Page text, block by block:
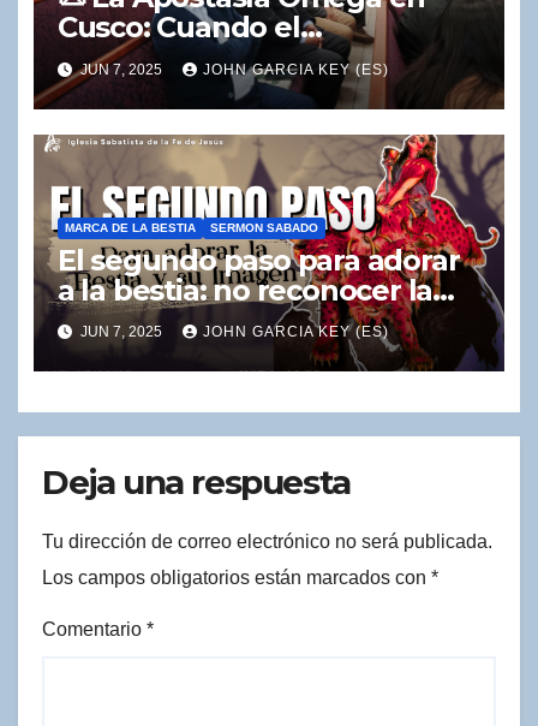
Cusco: Cuando el
Ecumenismo y la Naturaleza
Reemplazan el Mensaje del
Segundo Ángel
JUN 7, 2025 JOHN GARCIA KEY (ES)
MARCA DE LA BESTIA SERMON SABADO
El segundo paso para adorar
a la bestia: no reconocer la
caída de Babilonia ni salir de
ella.
JUN 7, 2025 JOHN GARCIA KEY (ES)
Deja una respuesta
Tu dirección de correo electrónico no será publicada.
Los campos obligatorios están marcados con *
Comentario *